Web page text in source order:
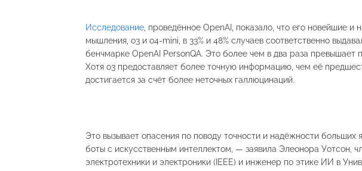
Исследование , проведённое OpenAI, показало, что его новейшие
мышления, o3 и o4-mini, в 33% и 48% случаев соответственно
бенчмарке OpenAI PersonQA. Это более чем в два раза превышает
Хотя o3 предоставляет более точную информацию, чем её
достигается за счёт более неточных галлюцинаций.
Это вызывает опасения по поводу точности и надёжности больших
боты с искусственным интеллектом, — заявила Элеонора Уотсон,
электротехники и электроники (IEEE) и инженер по этике ИИ в